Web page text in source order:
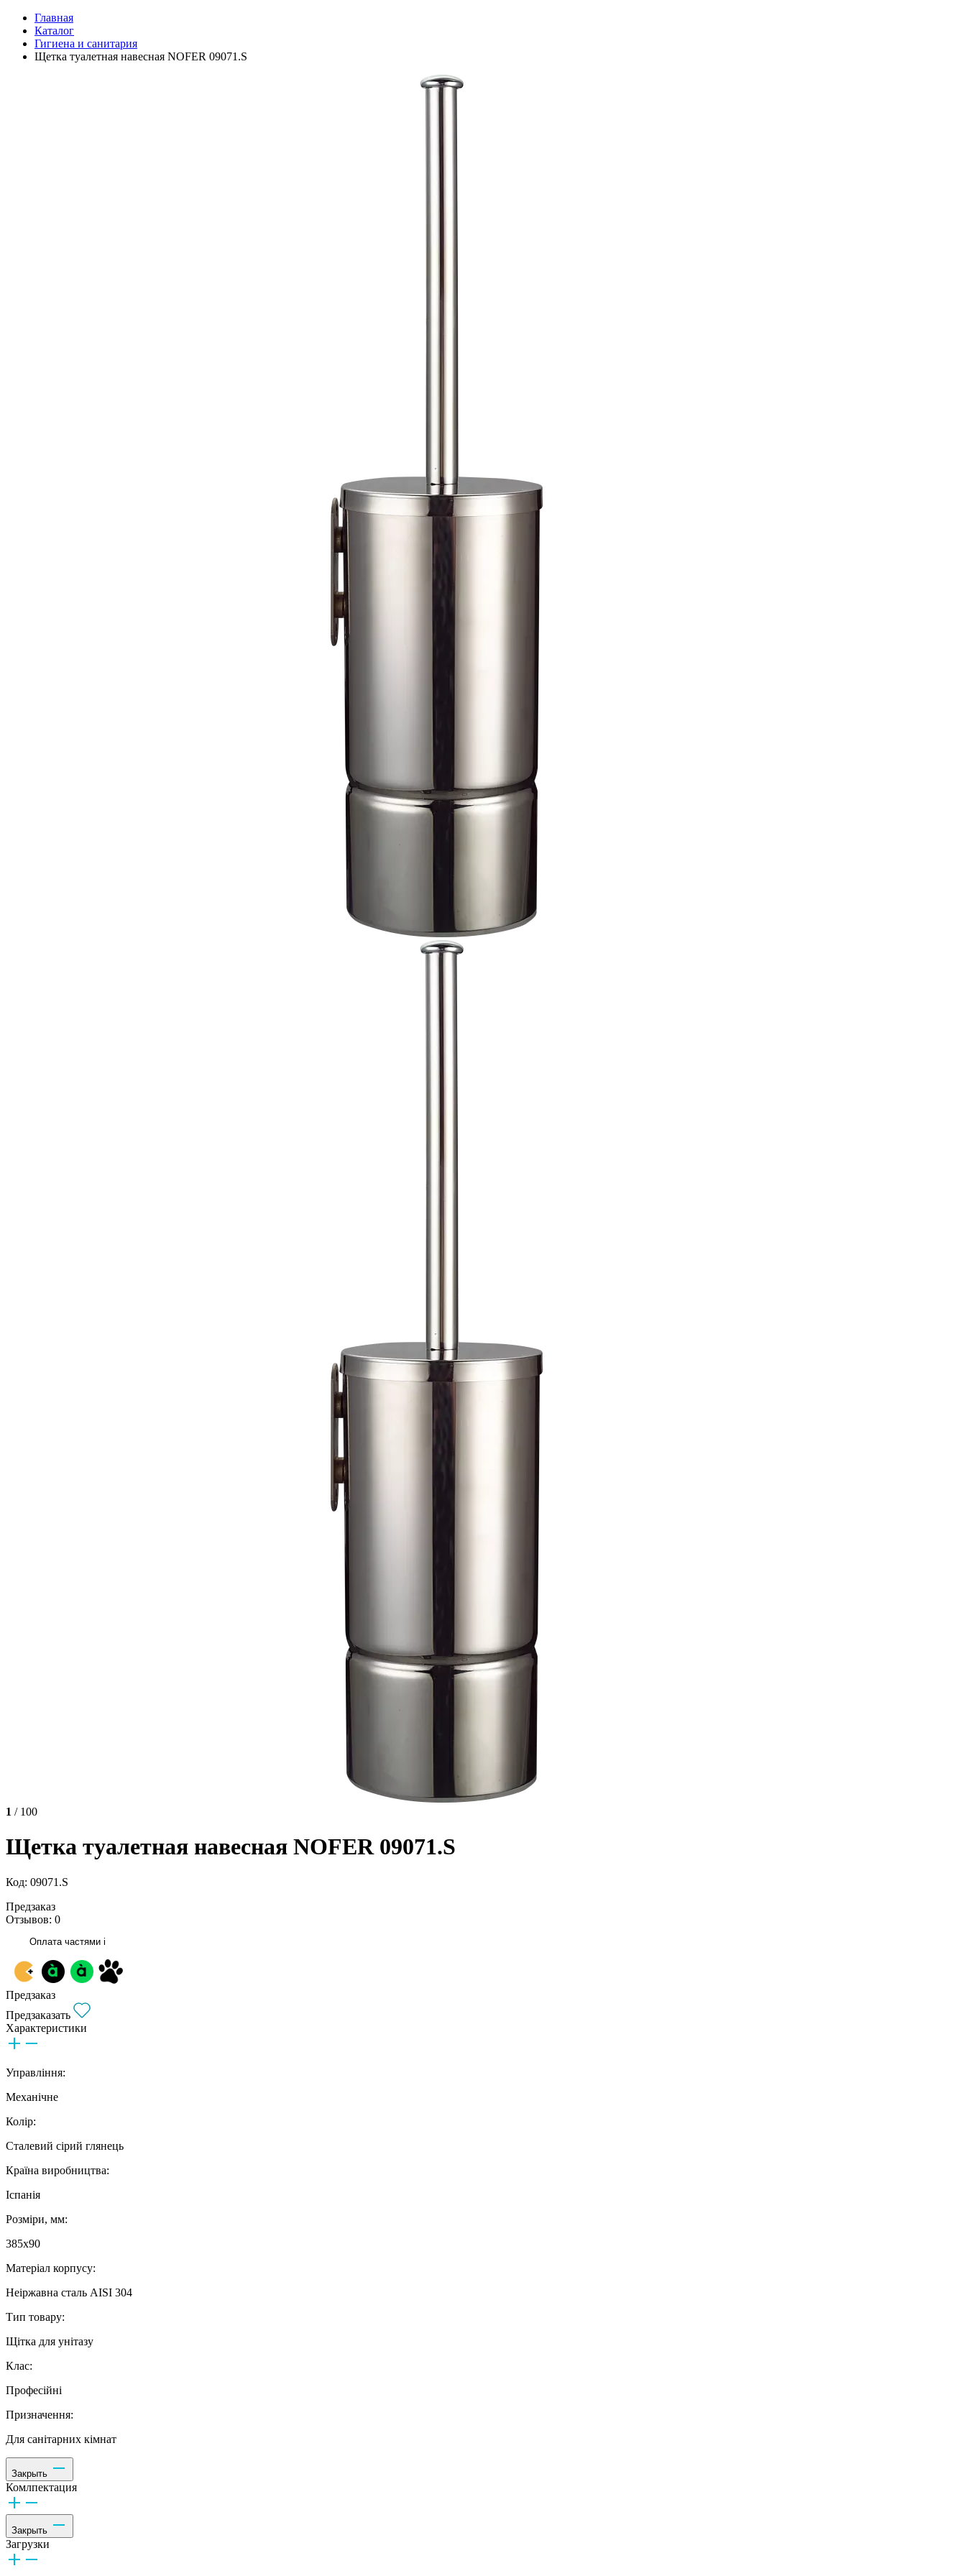
Главная
Каталог
Гигиена и санитария
Щетка туалетная навесная NOFER 09071.S
1 / 100
Щетка туалетная навесная NOFER 09071.S
Код: 09071.S
Предзаказ
Отзывов: 0
Оплата частями i
Предзаказ
Предзаказать
Характеристики
Управління:
Механічне
Колір:
Сталевий сірий глянець
Країна виробництва:
Іспанія
Розміри, мм:
385х90
Матеріал корпусу:
Неіржавна сталь AISI 304
Тип товару:
Щітка для унітазу
Клас:
Професійні
Призначення:
Для санітарних кімнат
Закрыть
Комлпектация
Закрыть
Загрузки